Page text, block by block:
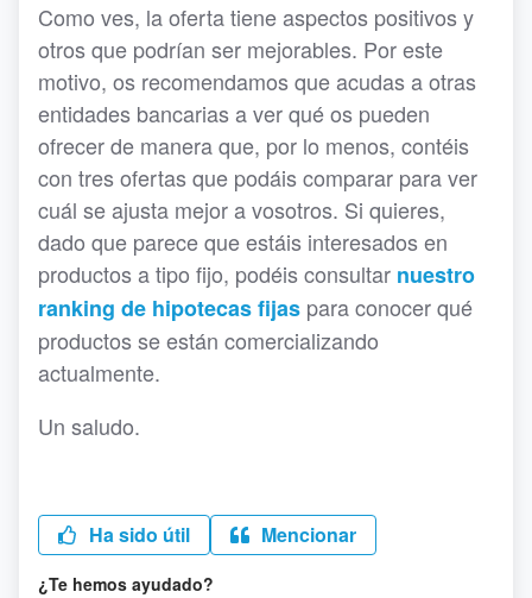
Como ves, la oferta tiene aspectos positivos y
otros que podrían ser mejorables. Por este
motivo, os recomendamos que acudas a otras
entidades bancarias a ver qué os pueden
ofrecer de manera que, por lo menos, contéis
con tres ofertas que podáis comparar para ver
cuál se ajusta mejor a vosotros. Si quieres,
dado que parece que estáis interesados en
productos a tipo fijo, podéis consultar nuestro
ranking de hipotecas fijas para conocer qué
productos se están comercializando
actualmente.
Un saludo.
Ha sido útil Mencionar
¿Te hemos ayudado?